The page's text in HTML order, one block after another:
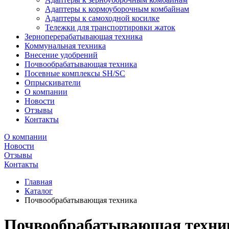
Адаптеры к кормоуборочным комбайнам
Адаптеры к самоходной косилке
Тележки для транспортировки жаток
Зерноперерабатывающая техника
Коммунальная техника
Внесение удобрений
Почвообрабатывающая техника
Посевные комплексы SH/SC
Опрыскиватели
О компании
Новости
Отзывы
Контакты
О компании
Новости
Отзывы
Контакты
Главная
Каталог
Почвообрабатывающая техника
Почвообрабатывающая